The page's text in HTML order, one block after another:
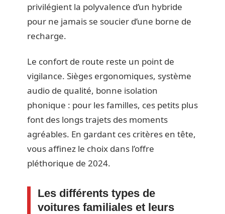
privilégient la polyvalence d’un hybride
pour ne jamais se soucier d’une borne de
recharge.
Le confort de route reste un point de
vigilance. Sièges ergonomiques, système
audio de qualité, bonne isolation
phonique : pour les familles, ces petits plus
font des longs trajets des moments
agréables. En gardant ces critères en tête,
vous affinez le choix dans l’offre
pléthorique de 2024.
Les différents types de
voitures familiales et leurs